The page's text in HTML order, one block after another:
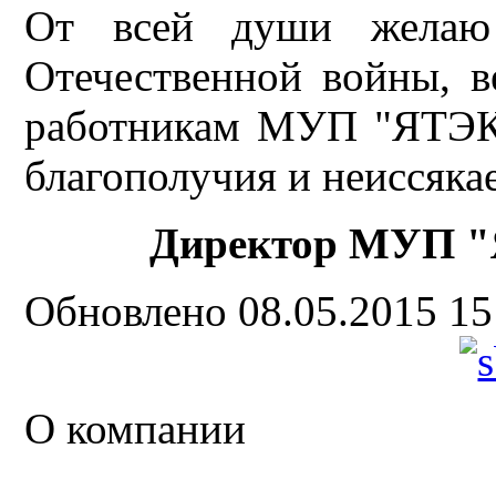
От всей души желаю
Отечественной войны,
работникам МУП "ЯТЭК"
благополучия и
Директор МУП
Обновлено 08.05.2015
О компании